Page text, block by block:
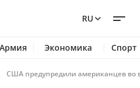
RU
Армия Экономика Спорт
США предупредили американцев во